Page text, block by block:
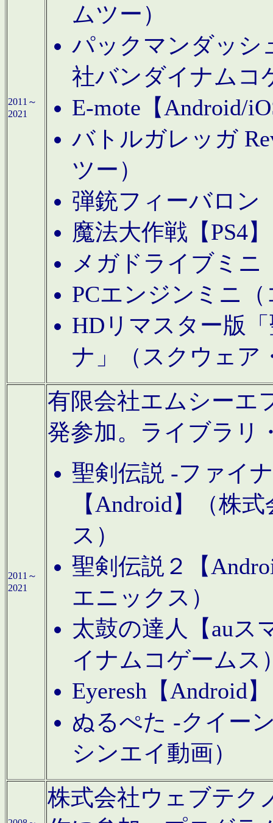
2011～
2021
ムツー）
パックマンダッシ
社バンダイナムコ
E-mote【Android/
バトルガレッガ
ツー）
弾銃フィーバロン
魔法大作戦【PS4
メガドライブミニ
PCエンジンミニ
HDリマスター版
ナ」（スクウェア
2011～
2021
有限会社エムシーエ
発参加。ライブラリ
聖剣伝説 -ファイ
【Android】（株
ス）
聖剣伝説２【
エニックス）
太鼓の達人【auス
イナムコゲームス
Eyeresh【Android
ぬるぺた -クイー
シンエイ動画）
株式会社ウェブテク